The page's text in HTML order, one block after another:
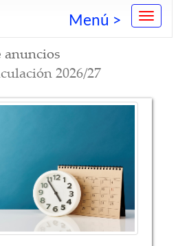
Menú >
anuncios
2026/27